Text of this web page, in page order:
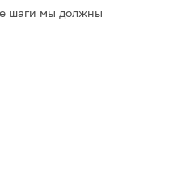
шаги мы должны